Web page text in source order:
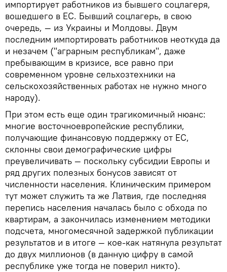
импортирует работников из бывшего соцлагеря,
вошедшего в ЕС. Бывший соцлагерь, в свою
очередь, — из Украины и Молдовы. Двум
последним импортировать работников неоткуда да
и незачем ("аграрным республикам", даже
пребывающим в кризисе, все равно при
современном уровне сельхозтехники на
сельскохозяйственных работах не нужно много
народу).
При этом есть еще один трагикомичный нюанс:
многие восточноевропейские республики,
получающие финансовую поддержку от ЕС,
склонны свои демографические цифры
преувеличивать — поскольку субсидии Европы и
ряд других полезных бонусов зависят от
численности населения. Клиническим примером
тут может служить та же Латвия, где последняя
перепись населения началась было с обхода по
квартирам, а закончилась изменением методики
подсчета, многомесячной задержкой публикации
результатов и в итоге — кое-как натянула результат
до двух миллионов (в данную цифру в самой
республике уже тогда не поверил никто).